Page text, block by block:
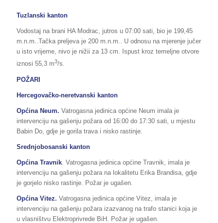
Tuzlanski kanton
Vodostaj na brani HA Modrac, jutros u 07:00 sati, bio je 199,45
m.n.m..Tačka preljeva je 200 m.n.m.. U odnosu na mjerenje jučer
u isto vrijeme, nivo je nižii za 13 cm. Ispust kroz temeljne otvore
iznosi 55,3 m3/s.
POŽARI
Hercegovačko-neretvanski kanton
Općina Neum. Vatrogasna jedinica općine Neum imala je
intervenciju na gašenju požara od 16:00 do 17:30 sati, u mjestu
Babin Do, gdje je gorila trava i nisko rastinje.
Srednjobosanski kanton
Općina Travnik. Vatrogasna jedinica općine Travnik, imala je
intervenciju na gašenju požara na lokalitetu Erika Brandisa, gdje
je gorjelo nisko rastinje. Požar je ugašen.
Općina Vitez. Vatrogasna jedinica općine Vitez, imala je
intervenciju na gašenju požara izazvanog na trafo stanici koja je
u vlasništvu Elektroprivrede BiH. Požar je ugašen.